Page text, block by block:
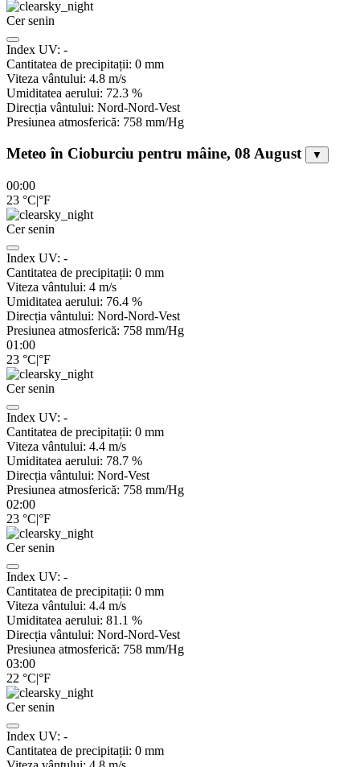
Cer senin
Index UV: -
Cantitatea de precipitații: 0 mm
Viteza vântului: 4.8 m/s
Umiditatea aerului: 72.3 %
Direcția vântului: Nord-Nord-Vest
Presiunea atmosferică: 758 mm/Hg
Meteo în Cioburciu pentru mâine, 08 August ▼
00:00
23 °C|°F
Cer senin
Index UV: -
Cantitatea de precipitații: 0 mm
Viteza vântului: 4 m/s
Umiditatea aerului: 76.4 %
Direcția vântului: Nord-Nord-Vest
Presiunea atmosferică: 758 mm/Hg
01:00
23 °C|°F
Cer senin
Index UV: -
Cantitatea de precipitații: 0 mm
Viteza vântului: 4.4 m/s
Umiditatea aerului: 78.7 %
Direcția vântului: Nord-Vest
Presiunea atmosferică: 758 mm/Hg
02:00
23 °C|°F
Cer senin
Index UV: -
Cantitatea de precipitații: 0 mm
Viteza vântului: 4.4 m/s
Umiditatea aerului: 81.1 %
Direcția vântului: Nord-Nord-Vest
Presiunea atmosferică: 758 mm/Hg
03:00
22 °C|°F
Cer senin
Index UV: -
Cantitatea de precipitații: 0 mm